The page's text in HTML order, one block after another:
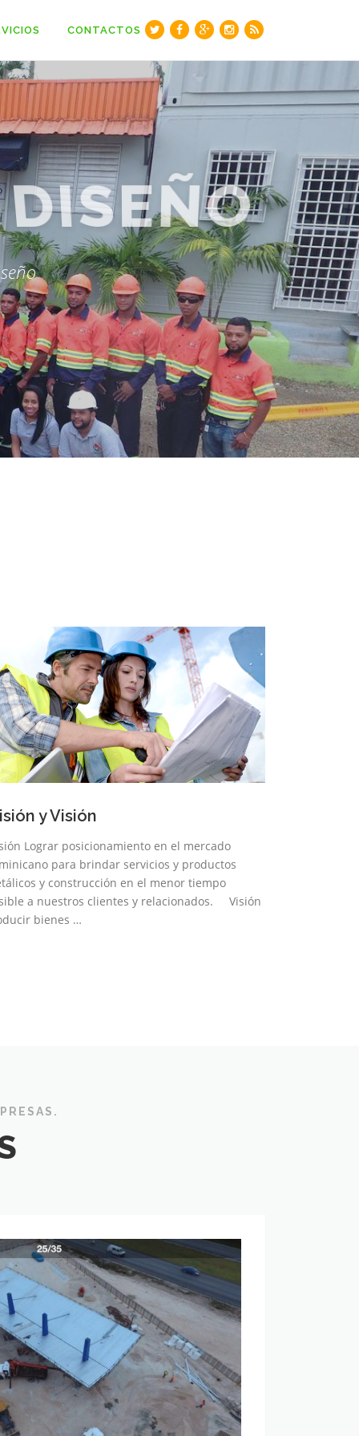
CONTACTOS
DISEÑO
y Visión
Lograr posicionamiento en el mercado
para brindar servicios y productos
y construcción en el menor tiempo
a nuestros clientes y relacionados. Visión
bienes …